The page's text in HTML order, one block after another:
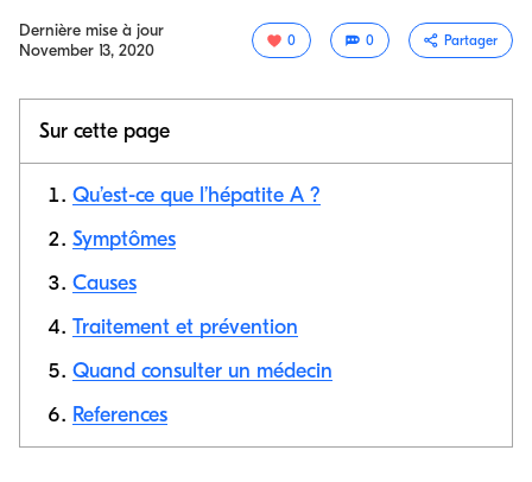
Dernière mise à jour
November 13, 2020
0 0 Partager
Sur cette page
Qu’est-ce que l’hépatite A ?
Symptômes
Causes
Traitement et prévention
Quand consulter un médecin
References